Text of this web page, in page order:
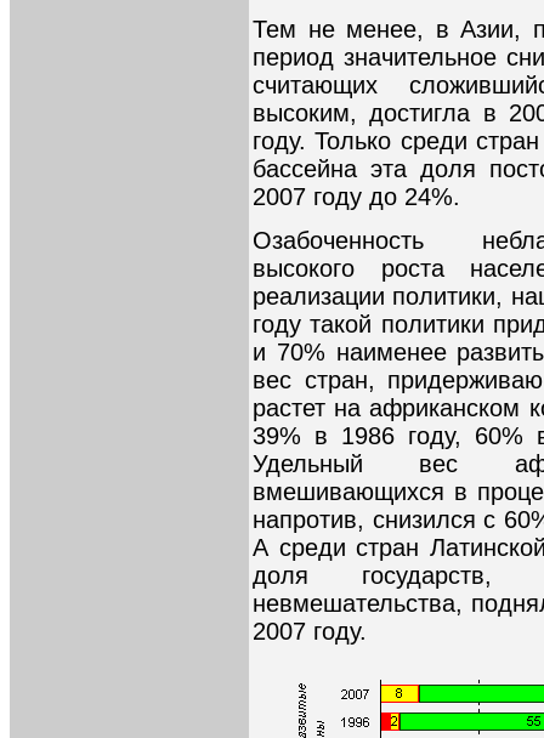
Тем не менее, в Азии,
период значительное
считающих
высоким, достигла в
году. Только среди
бассейна эта доля
2007 году до 24%.
Озабоченность
высокого роста
реализации политики,
году такой политики
и 70% наименее
вес стран,
растет на африканском
39% в 1986 году, 60%
Удельный вес
вмешивающихся в
напротив, снизился с
А среди стран
доля государств,
невмешательства,
2007 году.